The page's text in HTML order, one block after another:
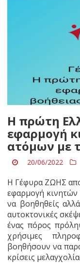
Η πρώτη
εφαρμογή
ατόμων με
20/06/2022
Η Γέφυρα ΖΩΗΣ
εφαρμογή κινητών
να βοηθηθείς
αυτοκτονικές
ένας πόρος
χρήσιμες
βοηθήσουν να
κρίσεις